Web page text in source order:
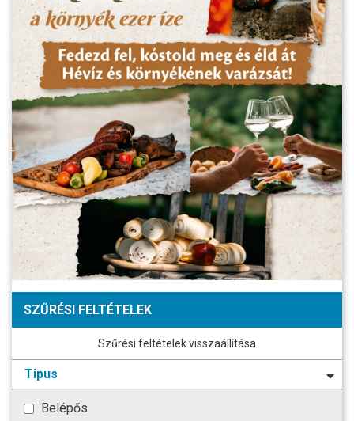
SZŰRÉSI FELTÉTELEK
Szűrési feltételek visszaállítása
Tipus
Belépős